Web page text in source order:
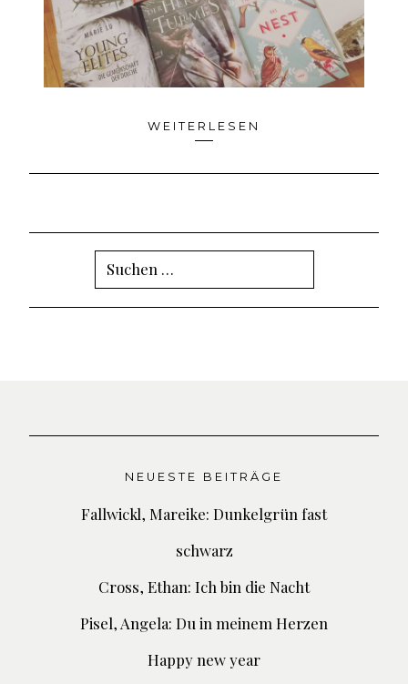
WEITERLESEN
Suchen
nach:
NEUESTE BEITRÄGE
Fallwickl, Mareike: Dunkelgrün fast
schwarz
Cross, Ethan: Ich bin die Nacht
Pisel, Angela: Du in meinem Herzen
Happy new year